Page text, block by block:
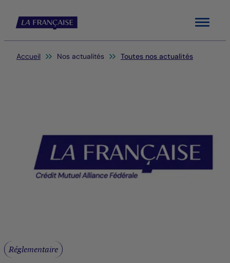
Menu
Vous êtes ici:
Accueil Nos actualités Toutes nos actualités
Réglementaire